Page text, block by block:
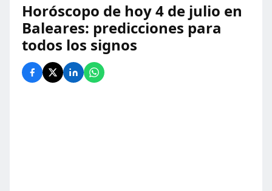
Horóscopo de hoy 4 de julio en
Baleares: predicciones para
todos los signos